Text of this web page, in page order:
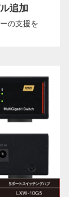
追加
の支援を